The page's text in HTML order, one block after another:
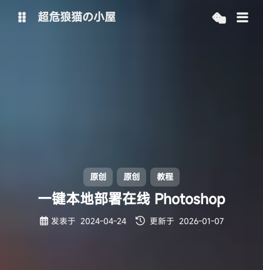
超危狼猫の小屋
原创 原创 教程
一键本地部署在线 Photoshop
发表于 2024-04-24 更新于 2026-01-07